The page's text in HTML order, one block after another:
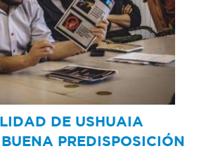
DE USHUAIA
PREDISPOSICIÓN